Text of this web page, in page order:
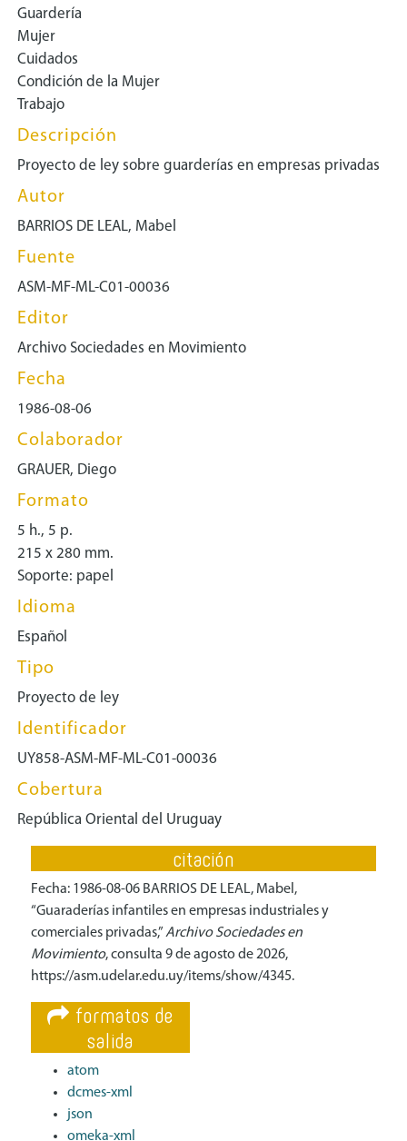
Guardería
Mujer
Cuidados
Condición de la Mujer
Trabajo
Descripción
Proyecto de ley sobre guarderías en empresas privadas
Autor
BARRIOS DE LEAL, Mabel
Fuente
ASM-MF-ML-C01-00036
Editor
Archivo Sociedades en Movimiento
Fecha
1986-08-06
Colaborador
GRAUER, Diego
Formato
5 h., 5 p.
215 x 280 mm.
Soporte: papel
Idioma
Español
Tipo
Proyecto de ley
Identificador
UY858-ASM-MF-ML-C01-00036
Cobertura
República Oriental del Uruguay
citación
Fecha: 1986-08-06 BARRIOS DE LEAL, Mabel,
“Guaraderías infantiles en empresas industriales y
comerciales privadas,”Archivo Sociedades en
Movimiento, consulta 9 de agosto de 2026,
https://asm.udelar.edu.uy/items/show/4345.
formatos de
salida
atom
dcmes-xml
json
omeka-xml